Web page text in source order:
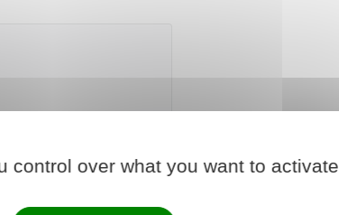
control over what you want to activate